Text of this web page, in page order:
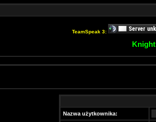
TeamSpeak 3:
Nazwa użytkownika: